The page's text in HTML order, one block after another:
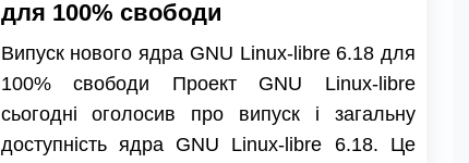
для 100% свободи
Випуск нового ядра GNU Linux-libre 6.18 для
100% свободи Проект GNU Linux-libre
сьогодні оголосив про випуск і загальну
доступність ядра GNU Linux-libre 6.18. Це